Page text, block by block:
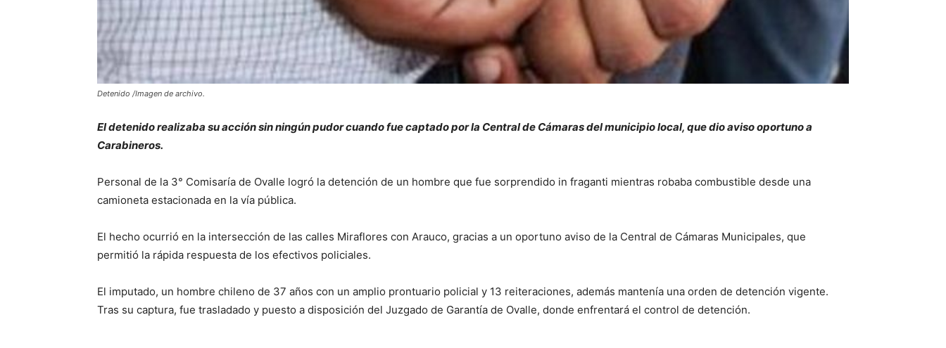
Detenido /Imagen de archivo.
El detenido realizaba su acción sin ningún pudor cuando fue captado por la Central de Cámaras del municipio local, que dio aviso oportuno a
Carabineros.
Personal de la 3° Comisaría de Ovalle logró la detención de un hombre que fue sorprendido in fraganti mientras robaba combustible desde una
camioneta estacionada en la vía pública.
El hecho ocurrió en la intersección de las calles Miraflores con Arauco, gracias a un oportuno aviso de la Central de Cámaras Municipales, que
permitió la rápida respuesta de los efectivos policiales.
El imputado, un hombre chileno de 37 años con un amplio prontuario policial y 13 reiteraciones, además mantenía una orden de detención vigente.
Tras su captura, fue trasladado y puesto a disposición del Juzgado de Garantía de Ovalle, donde enfrentará el control de detención.